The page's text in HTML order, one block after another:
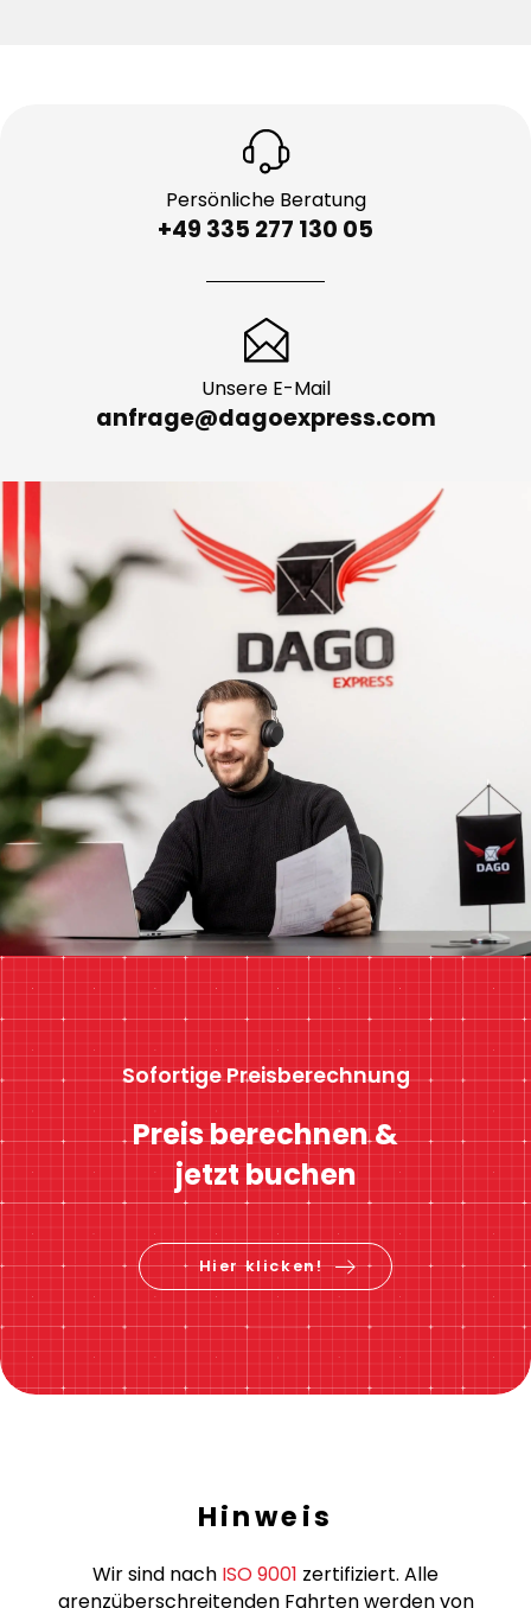
Persönliche Beratung
+49 335 277 130 05
Unsere E-Mail
anfrage@dagoexpress.com
Sofortige Preisberechnung
Preis berechnen &
jetzt buchen
Hier klicken!
Hinweis
Wir sind nach ISO 9001 zertifiziert. Alle
grenzüberschreitenden Fahrten werden von